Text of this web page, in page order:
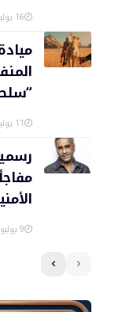
16 يوليو، 2026
11 يوليو، 2026
9 يوليو، 2026